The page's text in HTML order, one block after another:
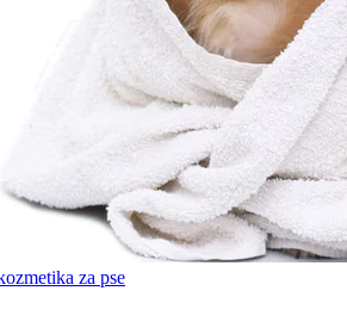
za pse